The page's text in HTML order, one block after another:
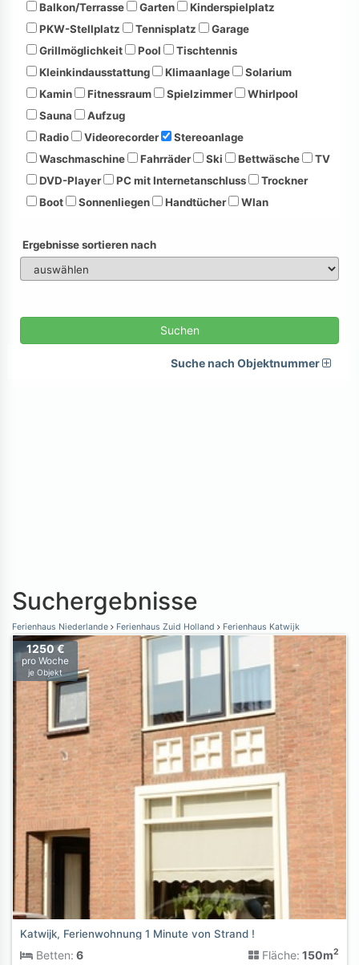
Balkon/Terrasse
Garten
Kinderspielplatz
PKW-Stellplatz
Tennisplatz
Garage
Grillmöglichkeit
Pool
Tischtennis
Kleinkindausstattung
Klimaanlage
Solarium
Kamin
Fitnessraum Spielzimmer
Whirlpool
Sauna
Aufzug
Radio
Videorecorder
Stereoanlage
Waschmaschine
Fahrräder Ski Bettwäsche
TV
DVD-Player
PC mit Internetanschluss
Trockner
Boot
Sonnenliegen Handtücher Wlan
Ergebnisse sortieren nach
Suchen
Suche nach Objektnummer
Suchergebnisse
Ferienhaus Niederlande Ferienhaus Zuid Holland Ferienhaus Katwijk
1250 €
pro Woche
je Objekt
Katwijk, Ferienwohnung 1 Minute von Strand !
Betten: 6 Fläche: 150m2